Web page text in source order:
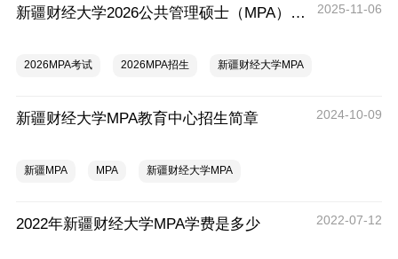
新疆财经大学2026公共管理硕士（MPA）招生 2025-11-06
2026MPA考试 2026MPA招生 新疆财经大学MPA
新疆财经大学MPA教育中心招生简章 2024-10-09
新疆MPA MPA 新疆财经大学MPA
2022年新疆财经大学MPA学费是多少 2022-07-12